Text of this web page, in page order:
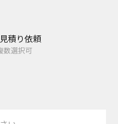
見積り依頼
数選択可